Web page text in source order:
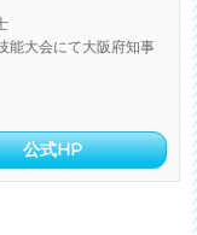
能大会にて大阪府知事
公式HP